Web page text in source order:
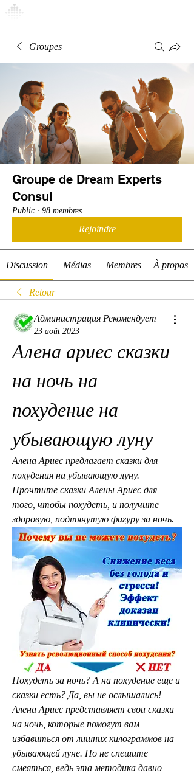
Groupes
Groupe de Dream Experts
Consul
Public · 98 membres
Rejoindre
Discussion Médias Membres À propos
Retour
Администрация Рекомендует
23 août 2023
Алена ариес сказки
на ночь на
похудение на
убывающую луну
Алена Ариес предлагает сказки для
похудения на убывающую луну.
Прочтите сказки Алены Ариес для
того, чтобы похудеть, и получите
здоровую, подтянутую фигуру за ночь.
Похудеть за ночь? А на похудение еще и
сказки есть? Да, вы не ослышались!
Алена Ариес представляет свои сказки
на ночь, которые помогут вам
избавиться от лишних килограммов на
убывающей луне. Но не спешите
смеяться, ведь эта методика давно